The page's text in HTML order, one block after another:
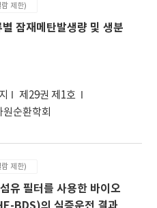
제한)
잠재메탄발생량 및 생분
제29권 제1호
순환학회
제한)
유 필터를 사용한 바이오